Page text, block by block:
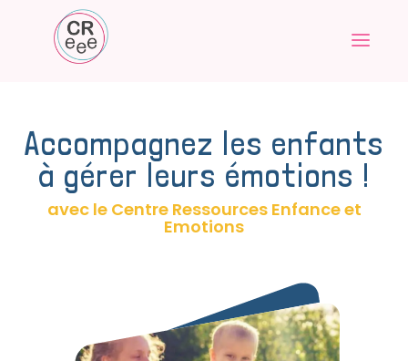
Accompagnez les enfants
à gérer leurs émotions !
avec le Centre Ressources Enfance et
Emotions